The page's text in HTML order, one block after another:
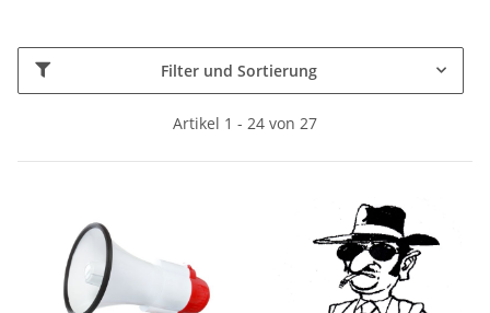
Filter und Sortierung
Artikel 1 - 24 von 27